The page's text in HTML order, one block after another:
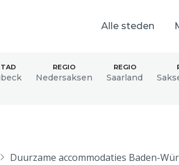
Alle steden
REGIO
Nedersaksen
REGIO
Saarland
Duurzame accommodaties Baden-